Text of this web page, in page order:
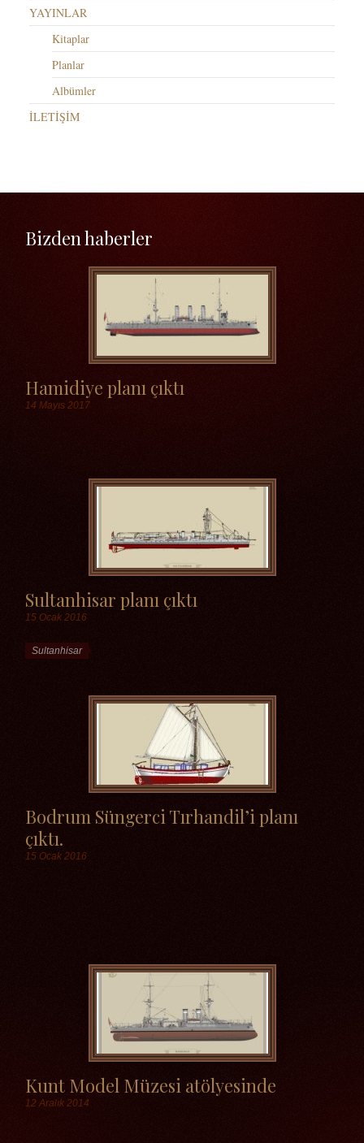
YAYINLAR
Kitaplar
Planlar
Albümler
İLETİŞİM
Bizden haberler
Hamidiye planı çıktı
14 Mayıs 2017
Sultanhisar planı çıktı
15 Ocak 2016
Etiketler
Sultanhisar
Bodrum Süngerci Tırhandil’i planı
çıktı.
15 Ocak 2016
Kunt Model Müzesi atölyesinde
12 Aralık 2014